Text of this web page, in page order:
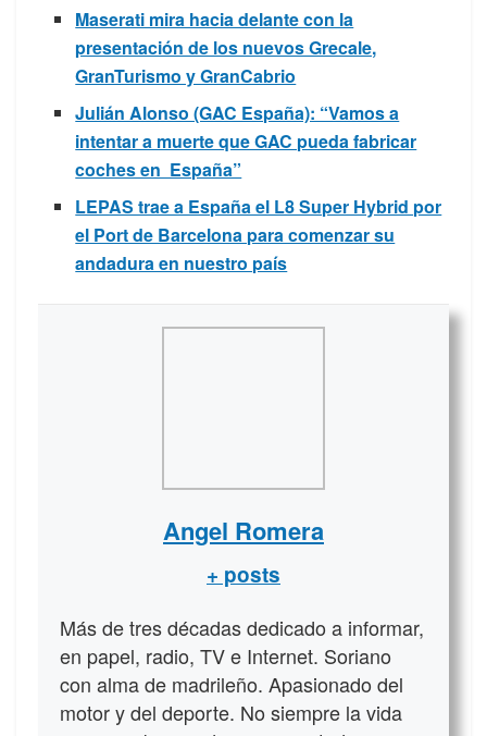
Maserati mira hacia delante con la
presentación de los nuevos Grecale,
GranTurismo y GranCabrio
Julián Alonso (GAC España): “Vamos a
intentar a muerte que GAC pueda fabricar
coches en España”
LEPAS trae a España el L8 Super Hybrid por
el Port de Barcelona para comenzar su
andadura en nuestro país
Angel Romera
+ posts
Más de tres décadas dedicado a informar,
en papel, radio, TV e Internet. Soriano
con alma de madrileño. Apasionado del
motor y del deporte. No siempre la vida